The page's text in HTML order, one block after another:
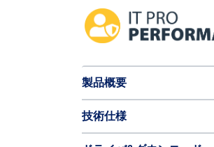
製品概要
技術仕様